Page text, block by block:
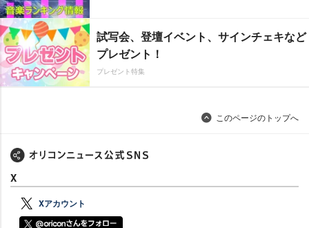
試写会、登壇イベント、サインチェキなど
プレゼント！
プレゼント特集
このページのトップへ
X
Xアカウント